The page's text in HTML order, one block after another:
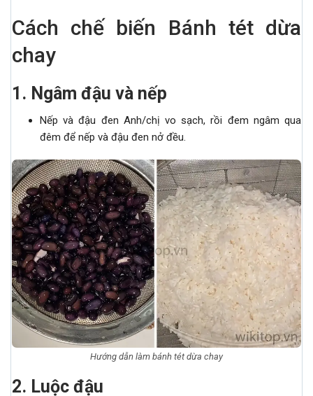
Cách chế biến Bánh tét dừa
chay
1 . Ngâm đậu và nếp
Nếp và đậu đen Anh/chị vo sạch, rồi đem ngâm qua
đêm để nếp và đậu đen nở đều.
Hướng dẫn làm bánh tét dừa chay
2. Luộc đậu